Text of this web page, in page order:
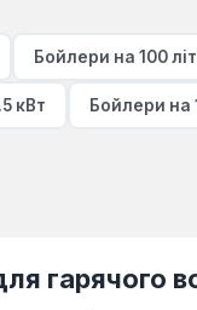
Бойлери на 100
кВт Бойлери на
гарячого